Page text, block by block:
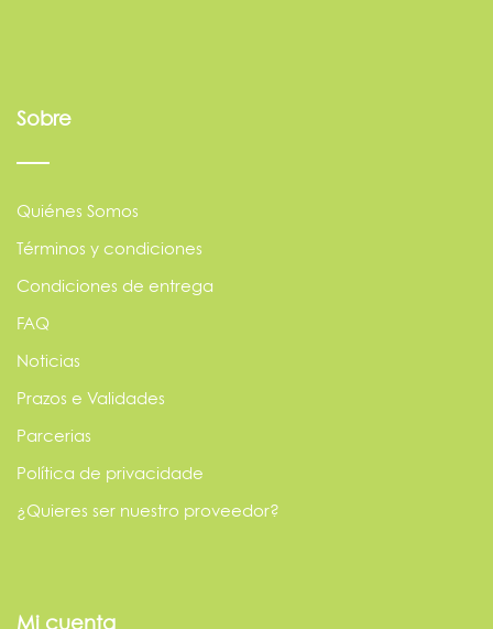
Sobre
Quiénes Somos
Términos y condiciones
Condiciones de entrega
FAQ
Noticias
Prazos e Validades
Parcerias
Política de privacidade
¿Quieres ser nuestro proveedor?
Mi cuenta